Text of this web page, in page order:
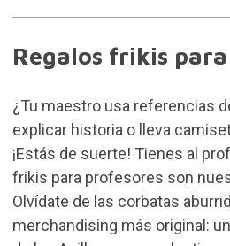
Regalos frikis
¿Tu maestro usa referencias
explicar historia o lleva
¡Estás de suerte! Tienes al
frikis para profesores son
Olvídate de las corbatas
merchandising más original: